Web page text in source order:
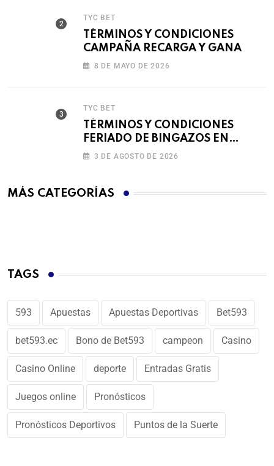
TYC BET
TÉRMINOS Y CONDICIONES
CAMPAÑA RECARGA Y GANA
8 DE MAYO DE 2026
TYC BET
TÉRMINOS Y CONDICIONES
FERIADO DE BINGAZOS EN
BET593
3 DE AGOSTO DE 2026
MÁS CATEGORÍAS
TAGS
593 Apuestas Apuestas Deportivas Bet593
bet593.ec Bono de Bet593 campeon Casino
Casino Online deporte Entradas Gratis
Juegos online Pronósticos
Pronósticos Deportivos Puntos de la Suerte